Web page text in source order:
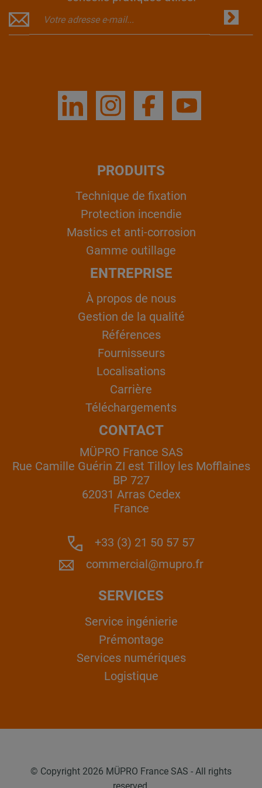
PRODUITS
Technique de fixation
Protection incendie
Mastics et anti-corrosion
Gamme outillage
ENTREPRISE
À propos de nous
Gestion de la qualité
Références
Fournisseurs
Localisations
Carrière
Téléchargements
CONTACT
MÜPRO France SAS
Rue Camille Guérin ZI est Tilloy les Mofflaines
BP 727
62031 Arras Cedex
France
+33 (3) 21 50 57 57
commercial@mupro.fr
SERVICES
Service ingénierie
Prémontage
Services numériques
Logistique
© Copyright 2026 MÜPRO France SAS - All rights